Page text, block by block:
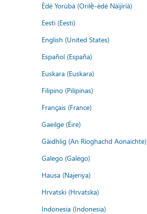
Èdè Yorùbá (Orilẹ̀-èdè Nàìjíríà)
Eesti (Eesti)
English (United States)
Español (España)
Euskara (Euskara)
Filipino (Pilipinas)
Français (France)
Gaeilge (Éire)
Gàidhlig (An Rìoghachd Aonaichte)
Galego (Galego)
Hausa (Najeriya)
Hrvatski (Hrvatska)
Indonesia (Indonesia)